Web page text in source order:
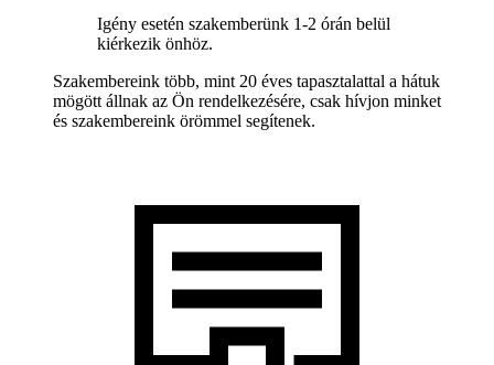
Igény esetén szakemberünk 1-2 órán belül
kiérkezik önhöz.
Szakembereink több, mint 20 éves tapasztalattal a hátuk
mögött állnak az Ön rendelkezésére, csak hívjon minket
és szakembereink örömmel segítenek.